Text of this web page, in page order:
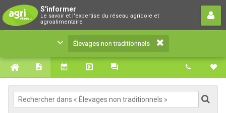
S'informer
Le savoir et l'expertise du réseau agricole et
agroalimentaire
Élevages non traditionnels
Le savoir et l'expertise du réseau agricole et
agroalimentaire
Élevages non traditionnels